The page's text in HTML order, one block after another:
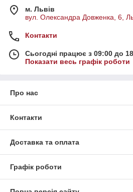
м. Львів
вул. Олександра Довженка, 6,
Контакти
Сьогодні працює з 09:00 до
Показати весь графік роботи
Про нас
Контакти
Доставка та оплата
Графік роботи